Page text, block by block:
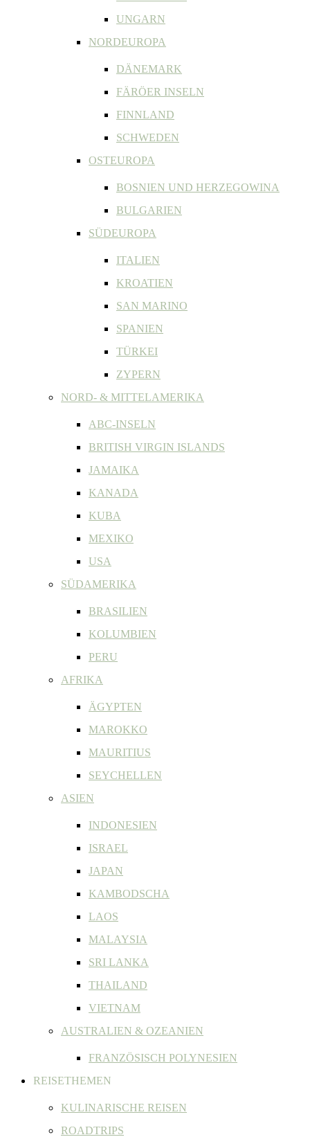
UNGARN
NORDEUROPA
DÄNEMARK
FÄRÖER INSELN
FINNLAND
SCHWEDEN
OSTEUROPA
BOSNIEN UND HERZEGOWINA
BULGARIEN
SÜDEUROPA
ITALIEN
KROATIEN
SAN MARINO
SPANIEN
TÜRKEI
ZYPERN
NORD- & MITTELAMERIKA
ABC-INSELN
BRITISH VIRGIN ISLANDS
JAMAIKA
KANADA
KUBA
MEXIKO
USA
SÜDAMERIKA
BRASILIEN
KOLUMBIEN
PERU
AFRIKA
ÄGYPTEN
MAROKKO
MAURITIUS
SEYCHELLEN
ASIEN
INDONESIEN
ISRAEL
JAPAN
KAMBODSCHA
LAOS
MALAYSIA
SRI LANKA
THAILAND
VIETNAM
AUSTRALIEN & OZEANIEN
FRANZÖSISCH POLYNESIEN
REISETHEMEN
KULINARISCHE REISEN
ROADTRIPS